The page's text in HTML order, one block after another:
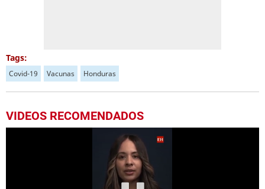
Tags:
Covid-19 Vacunas Honduras
VIDEOS RECOMENDADOS